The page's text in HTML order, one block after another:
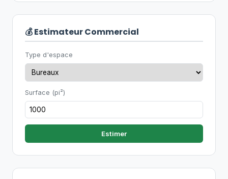
💰 Estimateur Commercial
Type d'espace
Surface (pi²)
Estimer